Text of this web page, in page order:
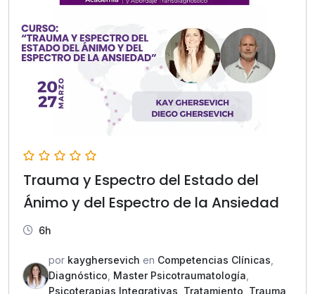
Trauma y Espectro del Estado del
Ánimo y del Espectro de la Ansiedad
6h
por kayghersevich en Competencias Clínicas
Diagnóstico Master Psicotraumatología
Psicoterapias Integrativas Tratamiento Trauma